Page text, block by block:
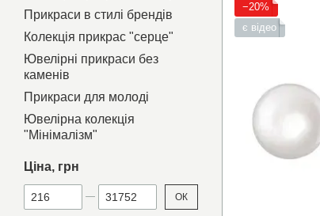
−20%
є відео
Прикраси в стилі брендів
Колекція прикрас "серце"
Ювелірні прикраси без
каменів
Прикраси для молоді
Ювелірна колекція
"Мінімалізм"
Ціна, грн
Від Ціна, грн
До Ціна, грн ОК